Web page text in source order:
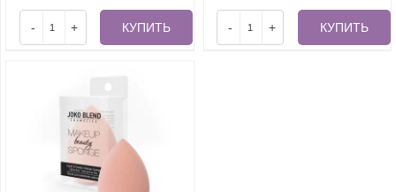
BLEND
- + КУПИТЬ
BLEND
- + КУПИТЬ